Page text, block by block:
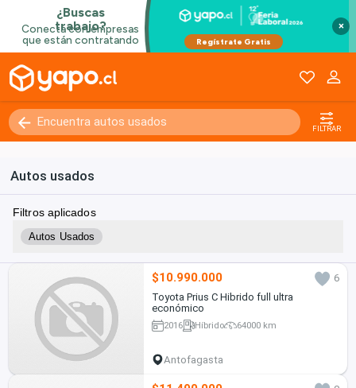
×
FILTRAR
Autos usados
Filtros aplicados
Autos Usados
$10.990.000
6
Toyota Prius C Hibrido full ultra
económico
2016 Híbrido 64000 km
Antofagasta